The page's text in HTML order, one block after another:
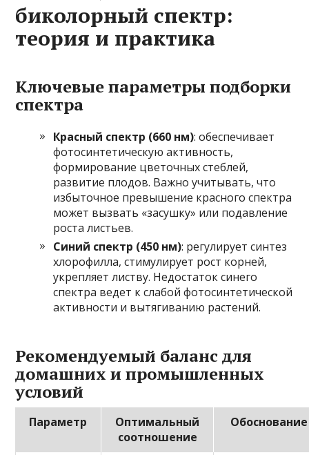
биколорный спектр:
теория и практика
Ключевые параметры подборки
спектра
Красный спектр (660 нм): обеспечивает
фотосинтетическую активность,
формирование цветочных стеблей,
развитие плодов. Важно учитывать, что
избыточное превышение красного спектра
может вызвать «засушку» или подавление
роста листьев.
Синий спектр (450 нм): регулирует синтез
хлорофилла, стимулирует рост корней,
укрепляет листву. Недостаток синего
спектра ведет к слабой фотосинтетической
активности и вытягиванию растений.
Рекомендуемый баланс для
домашних и промышленных
условий
Параметр
Оптимальный
соотношение
Обоснование